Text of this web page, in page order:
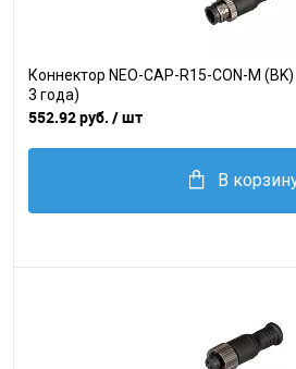
Коннектор NEO-CAP-R15-CON-M
3 года)
552.92 руб. / шт
В